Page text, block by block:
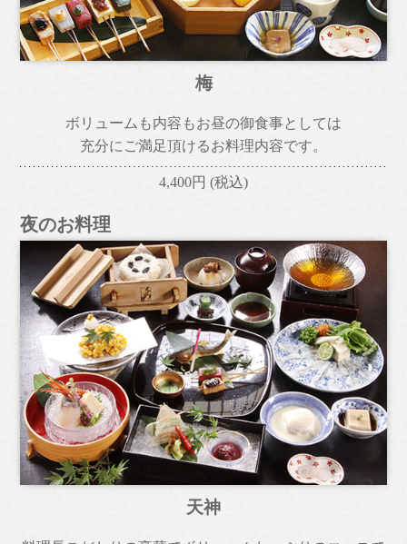
梅
ボリュームも内容もお昼の御食事としては
充分にご満足頂けるお料理内容です。
4,400円 (税込)
夜のお料理
天神